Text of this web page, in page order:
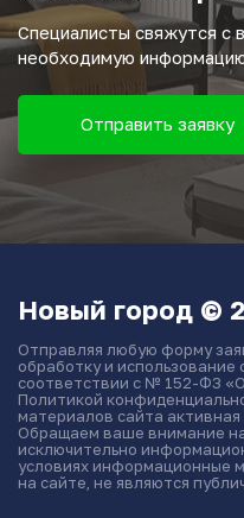
Специалисты свяжутся с
необходимую
Отправить заявку
Новый город ©
Отправляя любую форму
обработку и использование
соответствии с № 152-ФЗ
Политикой
материалов сайта
Обращаем ваше внимание
исключительно
условиях информационные
на сайте, не являются